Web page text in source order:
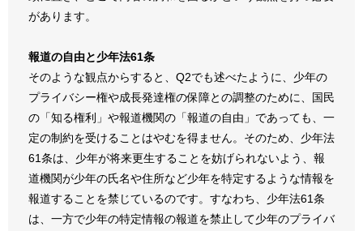
があります。
報道の自由と少年法61条
そのような観点からすると、Q2でも述べたように、少年の
プライバシー権や成長発達権の保障との調整のために、国民
の「知る権利」や報道機関の「報道の自由」であっても、一
定の制約を受けることはやむを得ません。そのため、少年法
61条は、少年が将来更生することを妨げられないよう、報
道機関が少年の氏名や住所など少年を特定するような情報を
報道することを禁じているのです。すなわち、少年法61条
は、一方で少年の特定情報の報道を禁止して少年のプライバ